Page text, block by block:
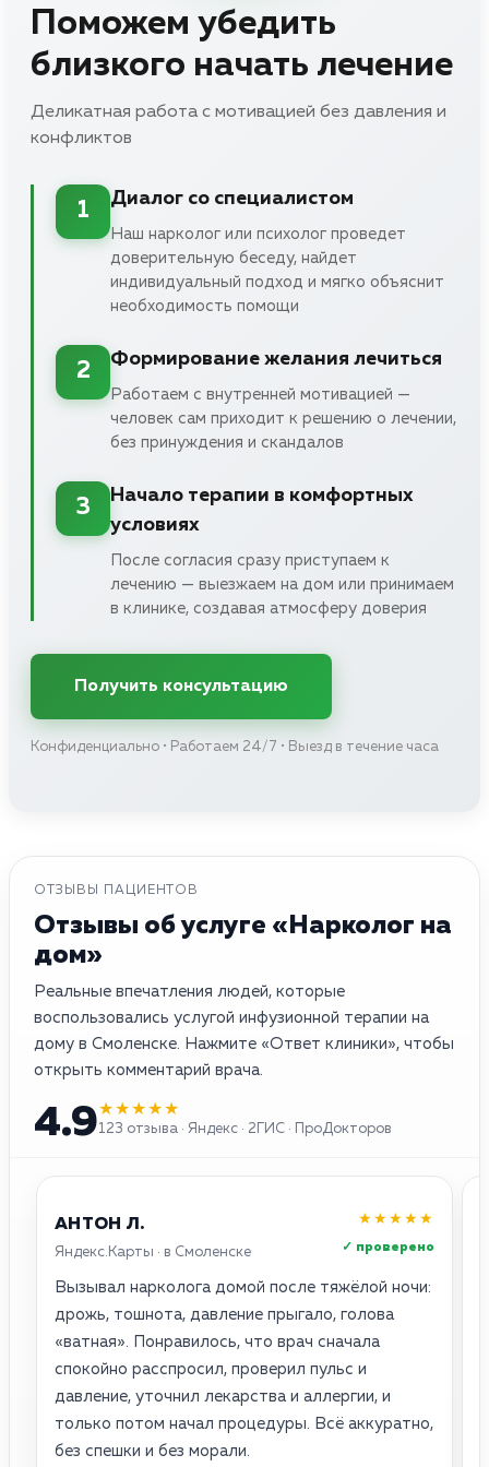
Поможем убедить
близкого начать лечение
Деликатная работа с мотивацией без давления и
конфликтов
1
Диалог со специалистом
Наш нарколог или психолог проведет
доверительную беседу, найдет
индивидуальный подход и мягко объяснит
необходимость помощи
2
Формирование желания лечиться
Работаем с внутренней мотивацией —
человек сам приходит к решению о лечении,
без принуждения и скандалов
3
Начало терапии в комфортных
условиях
После согласия сразу приступаем к
лечению — выезжаем на дом или принимаем
в клинике, создавая атмосферу доверия
Получить консультацию
Конфиденциально • Работаем 24/7 • Выезд в течение часа
ОТЗЫВЫ ПАЦИЕНТОВ
Отзывы об услуге «Нарколог на
дом»
Реальные впечатления людей, которые
воспользовались услугой инфузионной терапии на
дому в Смоленске. Нажмите «Ответ клиники», чтобы
открыть комментарий врача.
4.9★★★★★
123 отзыва · Яндекс · 2ГИС · ПроДокторов
АНТОН Л.
Яндекс.Карты · в Смоленске
★★★★★
✓ проверено
Вызывал нарколога домой после тяжёлой ночи:
дрожь, тошнота, давление прыгало, голова
«ватная». Понравилось, что врач сначала
спокойно расспросил, проверил пульс и
давление, уточнил лекарства и аллергии, и
только потом начал процедуры. Всё аккуратно,
без спешки и без морали.